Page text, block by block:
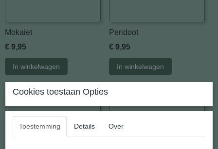
Mokaiet
€ 9,95
In winkelwagen
Peridoot
€ 9,95
In winkelwagen
Cookies toestaan Opties
Toestemming Details Over